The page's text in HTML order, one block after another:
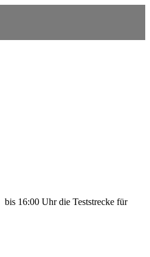
16:00 Uhr die Teststrecke für